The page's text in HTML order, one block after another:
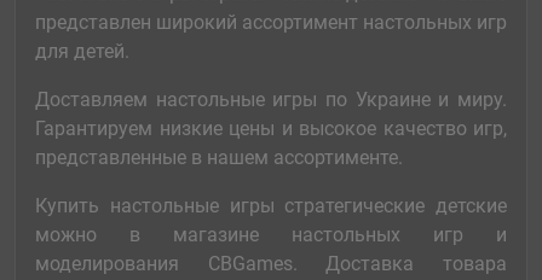
градостроительные
на ассоциации
на удачу (Push Your Luck)
Стратегические
Ролевые Приключенческие
Логические
Кооперативные
Ужасы Экономические
Детективные
Варгеймы
Викторины Исторические
представлен широкий ассортимент настольных игр
для детей.
Доставляем настольные игры по Украине и миру.
Гарантируем низкие цены и высокое качество игр,
представленные в нашем ассортименте.
Купить настольные игры стратегические детские
можно в магазине настольных игр и
моделирования CBGames. Доставка товара